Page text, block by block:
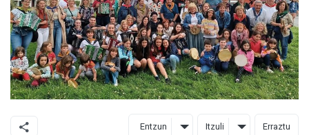
Entzun Itzuli Erraztu